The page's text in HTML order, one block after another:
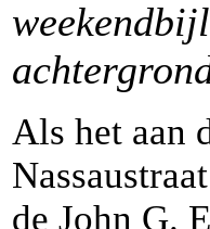
Als het aan
de John G.